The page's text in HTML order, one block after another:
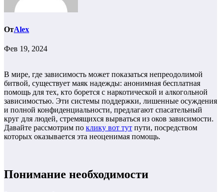
ОтAlex
Фев 19, 2024
В мире, где зависимость может показаться непреодолимой
битвой, существует маяк надежды: анонимная бесплатная
помощь для тех, кто борется с наркотической и алкогольной
зависимостью. Эти системы поддержки, лишенные осуждения
и полной конфиденциальности, предлагают спасательный
круг для людей, стремящихся вырваться из оков зависимости.
Давайте рассмотрим по клику вот тут пути, посредством
которых оказывается эта неоценимая помощь.
Понимание необходимости